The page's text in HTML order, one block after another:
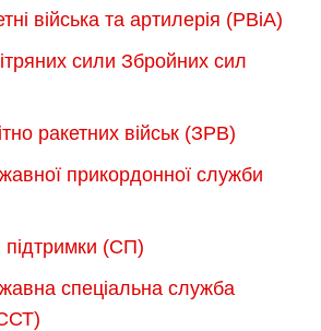
війська та артилерія (РВіА)
сили Збройних сил
ракетних військ (ЗРВ)
прикордонної служби
(СП)
спеціальна служба